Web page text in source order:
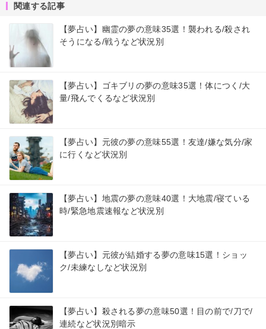
関連する記事
【夢占い】幽霊の夢の意味35選！襲われる/殺され
そうになる/戦うなど状況別
【夢占い】ゴキブリの夢の意味35選！体につく/大
量/飛んでくるなど状況別
【夢占い】元彼の夢の意味55選！友達/嫌な気分/家
に行くなど状況別
【夢占い】地震の夢の意味40選！大地震/寝ている
時/緊急地震速報など状況別
【夢占い】元彼が結婚する夢の意味15選！ショッ
ク/未練なしなど状況別
【夢占い】殺される夢の意味50選！目の前で/刀で/
連続など状況別暗示